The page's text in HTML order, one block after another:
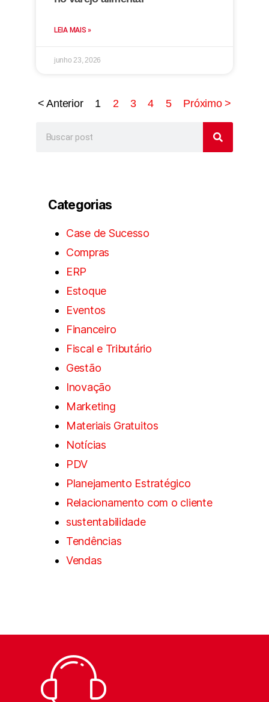
LEIA MAIS »
junho 23, 2026
< Anterior 1 2 3 4 5 Próximo >
Categorias
Case de Sucesso
Compras
ERP
Estoque
Eventos
Financeiro
Fiscal e Tributário
Gestão
Inovação
Marketing
Materiais Gratuitos
Notícias
PDV
Planejamento Estratégico
Relacionamento com o cliente
sustentabilidade
Tendências
Vendas